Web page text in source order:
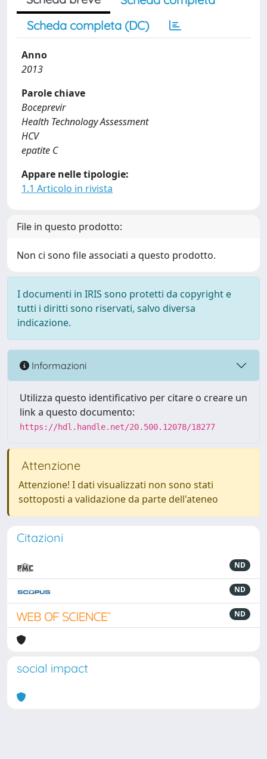
Scheda completa (DC)
Anno
2013
Parole chiave
Boceprevir
Health Technology Assessment
HCV
epatite C
Appare nelle tipologie:
1.1 Articolo in rivista
File in questo prodotto:
Non ci sono file associati a questo prodotto.
I documenti in IRIS sono protetti da copyright e
tutti i diritti sono riservati, salvo diversa
indicazione.
Informazioni
Utilizza questo identificativo per citare o creare un
link a questo documento:
https://hdl.handle.net/20.500.12078/18277
Attenzione
Attenzione! I dati visualizzati non sono stati
sottoposti a validazione da parte dell'ateneo
Citazioni
ND
ND
ND
social impact